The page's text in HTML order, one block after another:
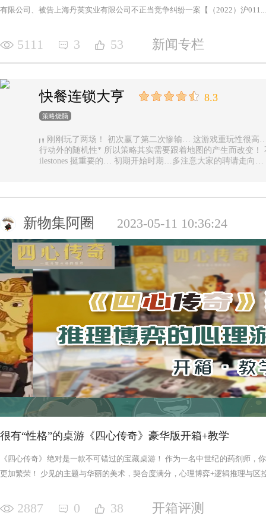
有限公司、被告上海丹英实业有限公司不正当竞争纠纷一案【（2022）沪011...
5111 3 53 新闻专栏
快餐连锁大亨 8.3
策略烧脑
刚刚玩了两场！ 初次赢了第二次惨输… 这游戏重玩性很高… 主要是唯一的随机性是地图… 除了玩家
行动外的随机性* 所以策略其实需要跟着地图的产生而改变！ 不能一直使用一样的科技书！ 然后记得m
ilestones 挺重要的… 初期开始时期…多注意大家的聘请走向
新物集阿圈 2023-05-11 10:36:24
很有“性格”的桌游《四心传奇》豪华版开箱+教学
《四心传奇》绝对是一款不可错过的宝藏桌游！ 作为一名中世纪的药剂师，
更加繁荣！ 少见的主题与华丽的美术，契合度满分，心理博弈+逻辑推理与区
2887 0 38 开箱评测